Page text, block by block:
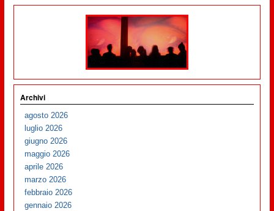
Archivi
agosto 2026
luglio 2026
giugno 2026
maggio 2026
aprile 2026
marzo 2026
febbraio 2026
gennaio 2026